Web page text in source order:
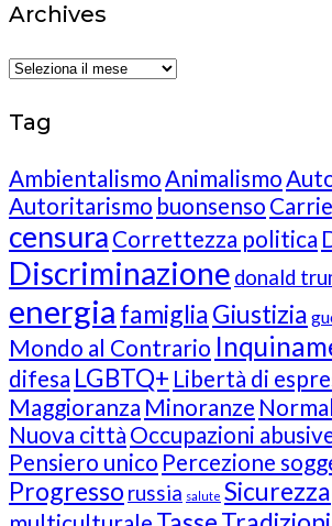
Archives
Archives
Tag
AmbientalismoAnimalismo
Autoritarismo buonsenso
censura Correttezza politica
Discriminazione donald
energia famigliaGiustizia
Mondo al Contrario
difesa LGBTQ+ Libertà di
Maggioranza Minoranze
Nuova città Occupazioni
Pensiero unico Percezione
Progresso russia salute Sicurezza